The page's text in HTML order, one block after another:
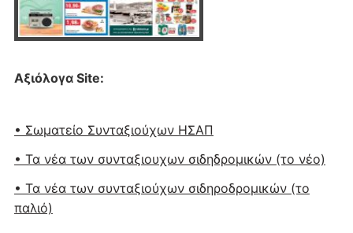
Αξιόλογα Site:
• Σωματείο Συνταξιούχων ΗΣΑΠ
• Τα νέα των συνταξιουχων σιδηδρομικών (το νέο)
• Τα νέα των συνταξιούχων σιδηροδρομικών (το
παλιό)